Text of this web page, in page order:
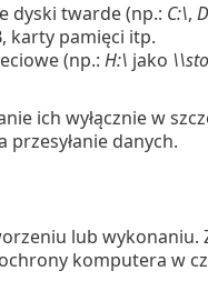
dyski twarde (np.: C:\,
karty pamięci itp.
(np.: H:\ jako
ich wyłącznie w
danych.
lub wykonaniu.
komputera w